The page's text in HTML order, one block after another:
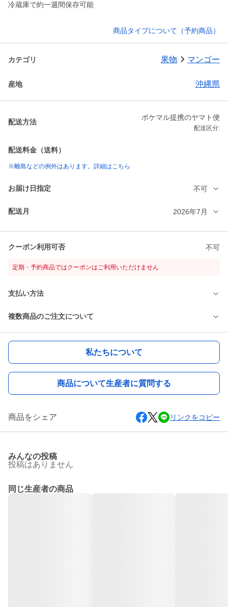
冷蔵庫で約一週間保存可能
商品タイプについて（予約商品）
カテゴリ 果物 マンゴー
産地 沖縄県
配送方法
ポケマル提携のヤマト便
配送区分:
配送料金（送料）
※離島などの例外はあります。詳細はこちら
お届け日指定 不可
配送月 2026年7月
クーポン利用可否 不可
定期・予約商品ではクーポンはご利用いただけません
支払い方法
複数商品のご注文について
私たちについて
商品について生産者に質問する
商品をシェア リンクをコピー
みんなの投稿
投稿はありません
同じ生産者の商品